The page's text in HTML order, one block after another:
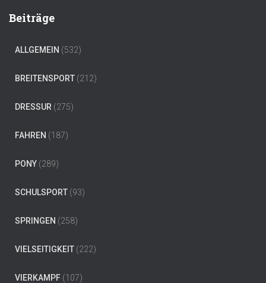
Beiträge
ALLGEMEIN (532)
BREITENSPORT (212)
DRESSUR (275)
FAHREN (187)
PONY (289)
SCHULSPORT (93)
SPRINGEN (258)
VIELSEITIGKEIT (222)
VIERKAMPF (107)